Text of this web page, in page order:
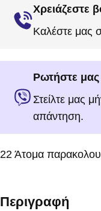
Χρειάζεστε
Καλέστε μας
Ρωτήστε
Στείλτε μας
απάντηση.
22 Άτομα
Περιγραφή